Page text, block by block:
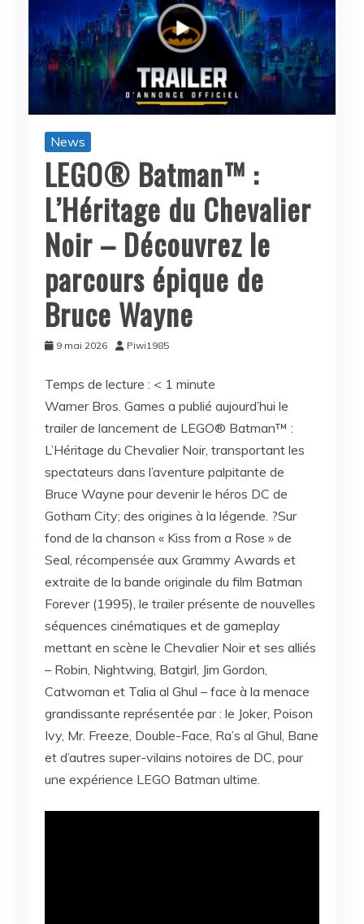
News
LEGO® Batman™ :
L’Héritage du Chevalier
Noir – Découvrez le
parcours épique de
Bruce Wayne
9 mai 2026 Piwi1985
Temps de lecture : < 1 minute
Warner Bros. Games a publié aujourd’hui le
trailer de lancement de LEGO® Batman™ :
L’Héritage du Chevalier Noir, transportant les
spectateurs dans l’aventure palpitante de
Bruce Wayne pour devenir le héros DC de
Gotham City; des origines à la légende. ?Sur
fond de la chanson « Kiss from a Rose » de
Seal, récompensée aux Grammy Awards et
extraite de la bande originale du film Batman
Forever (1995), le trailer présente de nouvelles
séquences cinématiques et de gameplay
mettant en scène le Chevalier Noir et ses alliés
– Robin, Nightwing, Batgirl, Jim Gordon,
Catwoman et Talia al Ghul – face à la menace
grandissante représentée par : le Joker, Poison
Ivy, Mr. Freeze, Double-Face, Ra’s al Ghul, Bane
et d’autres super-vilains notoires de DC, pour
une expérience LEGO Batman ultime.